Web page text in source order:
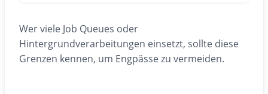
Wer viele Job Queues oder
Hintergrundverarbeitungen einsetzt, sollte diese
Grenzen kennen, um Engpässe zu vermeiden.